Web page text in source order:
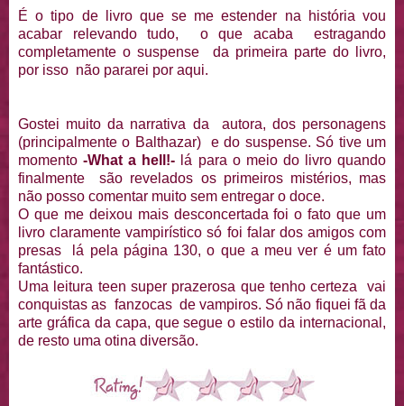
É o tipo de livro que se me estender na história vou
acabar relevando tudo, o que acaba estragando
completamente o suspense da primeira parte do livro,
por isso não pararei por aqui.
Gostei muito da narrativa da autora, dos personagens
(principalmente o Balthazar) e do suspense. Só tive um
momento -What a hell!- lá para o meio do livro quando
finalmente são revelados os primeiros mistérios, mas
não posso comentar muito sem entregar o doce.
O que me deixou mais desconcertada foi o fato que um
livro claramente vampirístico só foi falar dos amigos com
presas lá pela página 130, o que a meu ver é um fato
fantástico.
Uma leitura teen super prazerosa que tenho certeza vai
conquistas as fanzocas de vampiros. Só não fiquei fã da
arte gráfica da capa, que segue o estilo da internacional,
de resto uma otina diversão.